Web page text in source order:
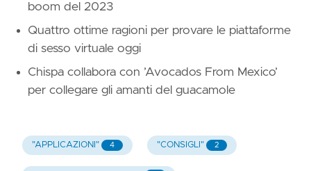
boom del 2023
Quattro ottime ragioni per provare le piattaforme
di sesso virtuale oggi
Chispa collabora con ’Avocados From Mexico’
per collegare gli amanti del guacamole
"APPLICAZIONI" 4 "CONSIGLI" 2